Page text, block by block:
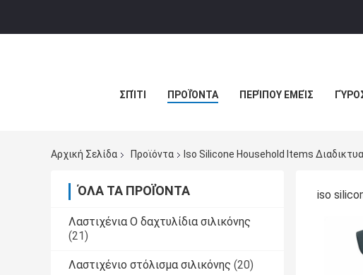
ΣΠΊΤΙ ΠΡΟΪΌΝΤΑ ΠΕΡΊΠΟΥ ΕΜΕΊΣ
Αρχική Σελίδα Προϊόντα Iso Silicone Household Items
ΌΛΑ ΤΑ ΠΡΟΪΌΝΤΑ
Λαστιχένια Ο δαχτυλίδια σιλικόνης
(21)
Λαστιχένιο στόλισμα σιλικόνης (20)
iso